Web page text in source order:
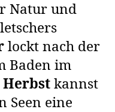
Natur und
lockt nach der
Baden im
Herbst kannst
Seen eine